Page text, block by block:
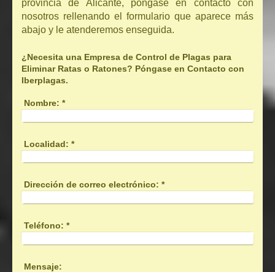
provincia de Alicante, póngase en contacto con
nosotros rellenando el formulario que aparece más
abajo y le atenderemos enseguida.
¿Necesita una Empresa de Control de Plagas para
Eliminar Ratas o Ratones? Póngase en Contacto con
Iberplagas.
Nombre: *
Localidad: *
Dirección de correo electrónico: *
Teléfono: *
Mensaje: